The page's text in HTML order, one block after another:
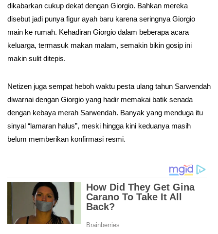
dikabarkan cukup dekat dengan Giorgio. Bahkan mereka
disebut jadi punya figur ayah baru karena seringnya Giorgio
main ke rumah. Kehadiran Giorgio dalam beberapa acara
keluarga, termasuk makan malam, semakin bikin gosip ini
makin sulit ditepis.
Netizen juga sempat heboh waktu pesta ulang tahun Sarwendah
diwarnai dengan Giorgio yang hadir memakai batik senada
dengan kebaya merah Sarwendah. Banyak yang menduga itu
sinyal “lamaran halus”, meski hingga kini keduanya masih
belum memberikan konfirmasi resmi.